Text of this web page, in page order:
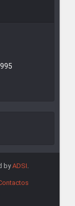
byADSI.